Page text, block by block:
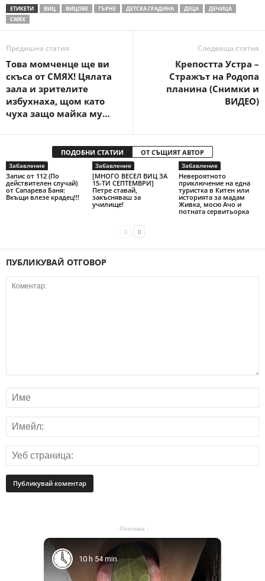
ЕТИКЕТИ ВИЦ ВИЦОВЕ ГЪРНЕ ДЕТСКА ГРАДИНА ДЕЦА
ДЕЧИЦА
СМЯХ
Предишна статия
Това момченце ще ви
скъса от СМЯХ! Цялата
зала и зрителите
избухнаха, щом като
чуха защо майка му…
Следваща статия
Крепостта Устра –
Стражът на Родопа
планина (Снимки и
ВИДЕО)
ПОДОБНИ СТАТИИ ОТ СЪЩИЯТ АВТОР
Забавление
Запис от 112 (По
действителен случай)
от Сапарева Баня:
Вкъщи влезе крадец!!!
Забавление
[МНОГО ВЕСЕЛ ВИЦ ЗА
15-ТИ СЕПТЕМВРИ]
Петре ставай,
закъсняваш за
училище!
Забавление
Невероятното
приключение на една
туристка в Китен или
историята за мадам
Живка, мосю Ачо и
потната сервитьорка
ПУБЛИКУВАЙ ОТГОВОР
- Реклама -
10 h 54 min